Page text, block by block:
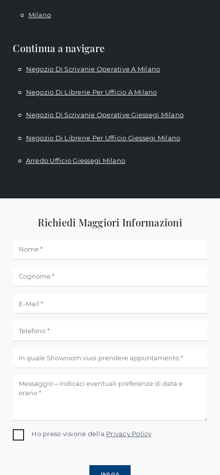
Milano
Continua a navigare
Negozio Di Scrivanie Operative A Milano
Negozio Di Librerie Per Ufficio A Milano
Negozio Di Scrivanie Operative Giessegi Milano
Negozio Di Librerie Per Ufficio Giessegi Milano
Arredo Ufficio Giessegi Milano
Richiedi Maggiori Informazioni
Ho preso visione della Privacy Policy